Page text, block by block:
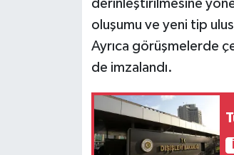
derinleştirilmesine
oluşumu ve yeni tip
Ayrıca görüşmelerde
de imzalandı.